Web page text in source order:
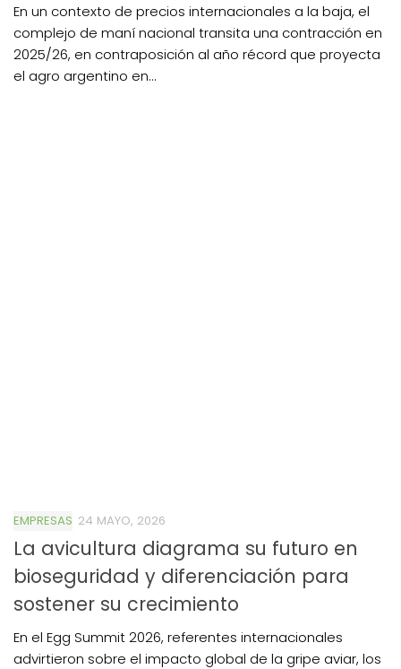
En un contexto de precios internacionales a la baja, el
complejo de maní nacional transita una contracción en
2025/26, en contraposición al año récord que proyecta
el agro argentino en...
EMPRESAS 24 MAYO, 2026
La avicultura diagrama su futuro en
bioseguridad y diferenciación para
sostener su crecimiento
En el Egg Summit 2026, referentes internacionales
advirtieron sobre el impacto global de la gripe aviar, los